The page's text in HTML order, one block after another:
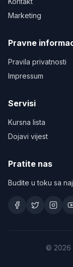
Marketing
Pravne
Pravila privatnosti
Impressum
Servisi
Kursna lista
Dojavi vijest
Pratite nas
Budite u toku sa
© 2026